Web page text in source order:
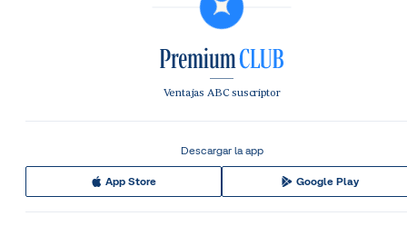
Ventajas ABC suscriptor
Descargar la app
App Store Google Play